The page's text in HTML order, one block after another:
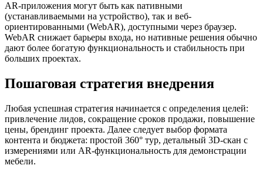
AR-приложения могут быть как nативными
(устанавливаемыми на устройство), так и веб-
ориентированными (WebAR), доступными через браузер.
WebAR снижает барьеры входа, но нативные решения обычно
дают более богатую функциональность и стабильность при
больших проектах.
Пошаговая стратегия внедрения
Любая успешная стратегия начинается с определения целей:
привлечение лидов, сокращение сроков продажи, повышение
цены, брендинг проекта. Далее следует выбор формата
контента и бюджета: простой 360° тур, детальный 3D-скан с
измерениями или AR-функциональность для демонстрации
мебели.